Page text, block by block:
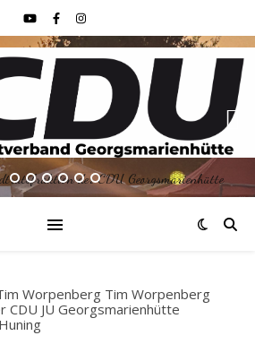
der CDU Georgsmarienhütte